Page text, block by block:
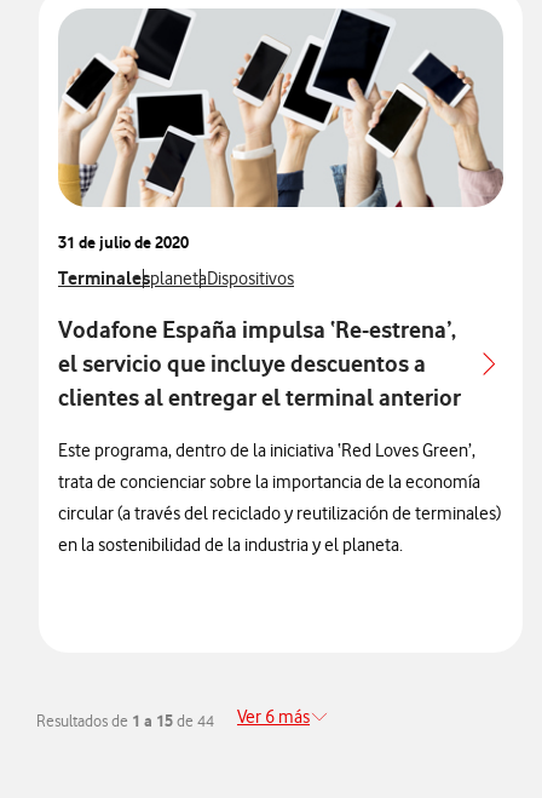
31 de julio de 2020
Ver más notas de prensa relacionados con
TerminalesVer más notas de prensa relacionados con
planetaVer más notas de prensa relacionados con
Dispositivos
Vodafone España impulsa ‘Re-estrena’,
el servicio que incluye descuentos a
clientes al entregar el terminal anterior
Este programa, dentro de la iniciativa ‘Red Loves Green’,
trata de concienciar sobre la importancia de la economía
circular (a través del reciclado y reutilización de terminales)
en la sostenibilidad de la industria y el planeta.
Resultados de 1 a 15de 44 Ver 6 más